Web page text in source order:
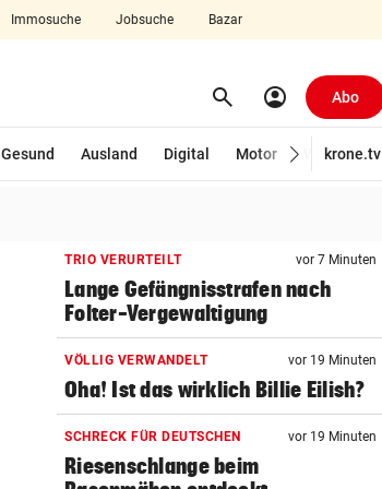
Immosuche Jobsuche Bazar
search Suchen
account_circle Abo
Gesund Ausland Digital Motor Wirtschaft
krone.tv
TRIO VERURTEILT vor 7 Minuten
Lange Gefängnisstrafen nach
Folter-Vergewaltigung
VÖLLIG VERWANDELT vor 19 Minuten
Oha! Ist das wirklich Billie Eilish?
SCHRECK FÜR DEUTSCHEN vor 19 Minuten
Riesenschlange beim